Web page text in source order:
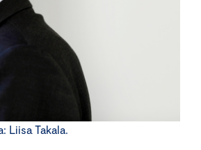
Liisa Takala.